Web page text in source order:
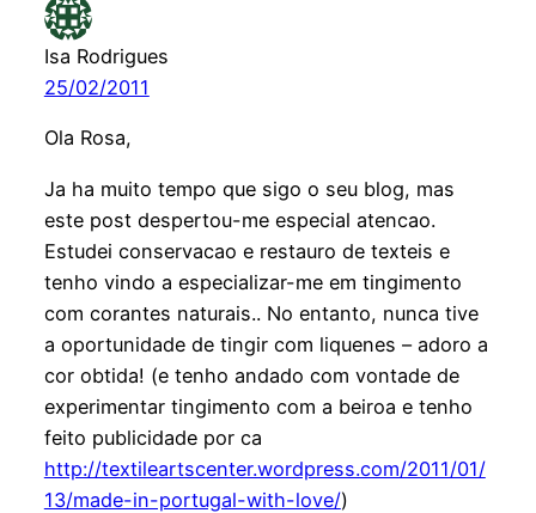
Isa Rodrigues
25/02/2011
Ola Rosa,
Ja ha muito tempo que sigo o seu blog, mas
este post despertou-me especial atencao.
Estudei conservacao e restauro de texteis e
tenho vindo a especializar-me em tingimento
com corantes naturais.. No entanto, nunca tive
a oportunidade de tingir com liquenes – adoro a
cor obtida! (e tenho andado com vontade de
experimentar tingimento com a beiroa e tenho
feito publicidade por ca
http://textileartscenter.wordpress.com/2011/01/
13/made-in-portugal-with-love/)